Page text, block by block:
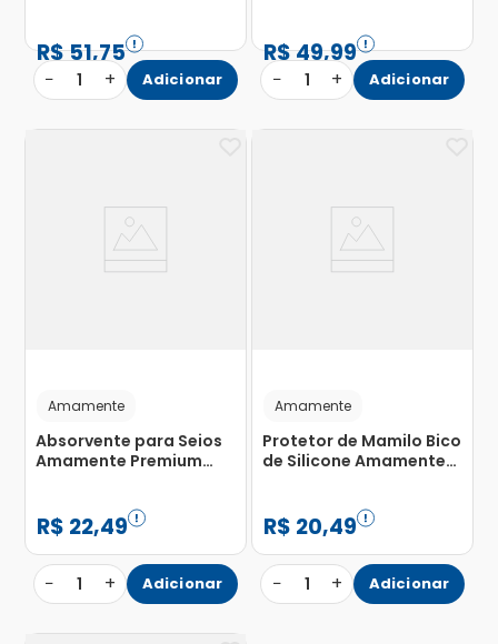
R$51,75
− 1 + Adicionar
Parto com 2 Unidades
R$49,99
− 1 + Adicionar
Amamente
Absorvente para Seios
Amamente Premium
R$ 22,49
− 1 + Adicionar
Amamente
Protetor de Mamilo Bico
de Silicone Amamente
R$ 20,49
− 1 + Adicionar